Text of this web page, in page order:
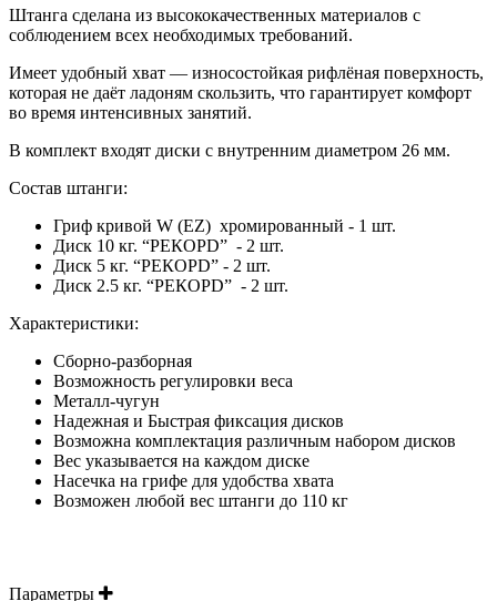
Штанга сделана из высококачественных материалов с
соблюдением всех необходимых требований.
Имеет удобный хват — износостойкая рифлёная поверхность,
которая не даёт ладоням скользить, что гарантирует комфорт
во время интенсивных занятий.
В комплект входят диски с внутренним диаметром 26 мм.
Состав штанги:
Гриф кривой W (EZ) хромированный - 1 шт.
Диск 10 кг. “РЕКОРD” - 2 шт.
Диск 5 кг. “РЕКОРD” - 2 шт.
Диск 2.5 кг. “РЕКОРD” - 2 шт.
Характеристики:
Сборно-разборная
Возможность регулировки веса
Металл-чугун
Надежная и Быстрая фиксация дисков
Возможна комплектация различным набором дисков
Вес указывается на каждом диске
Насечка на грифе для удобства хвата
Возможен любой вес штанги до 110 кг
Параметры